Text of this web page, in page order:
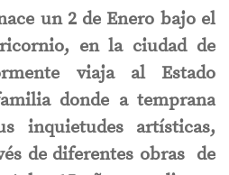
un 2 de Enero bajo el
en la ciudad de
viaja al Estado
donde a temprana
inquietudes artísticas,
de diferentes obras de